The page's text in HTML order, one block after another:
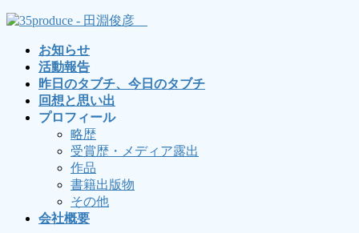
コ
ナ
お知らせ
活動報告
昨日のタブチ、今日のタブチ
回想と思い出
プロフィール
略歴
受賞歴・メディア露出
作品
書籍出版物
その他
会社概要